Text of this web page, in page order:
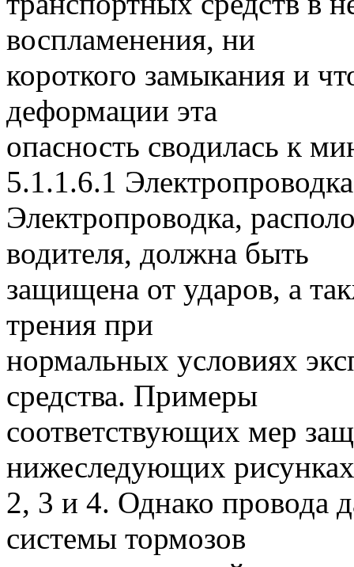
воспламенения, ни
короткого замыкания и
деформации эта
опасность сводилась к
5.1.1.6.1 Электропроводка
Электропроводка,
водителя, должна быть
защищена от ударов, а
трения при
нормальных условиях
средства. Примеры
соответствующих мер
нижеследующих
2, 3 и 4. Однако провода
системы тормозов